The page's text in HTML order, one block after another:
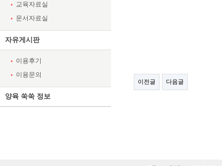
교육자료실
문서자료실
자유게시판
이용후기
이용문의
양육 쑥쑥 정보
이전글 다음글